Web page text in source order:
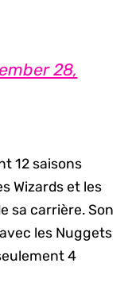
28,
12 saisons
Wizards et les
sa carrière. Son
les Nuggets
4